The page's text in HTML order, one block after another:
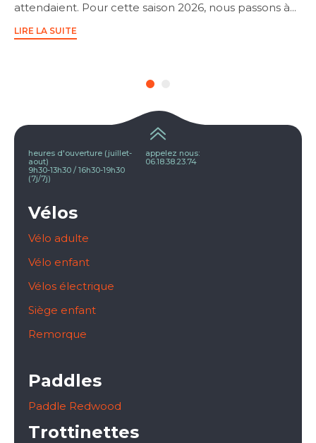
attendaient. Pour cette saison 2026, nous passons à...
LIRE LA SUITE
heures d'ouverture (juillet-
aout)
9h30-13h30 / 16h30-19h30
(7j/7j)
appelez nous:
06.18.38.23.74
Vélos
Vélo adulte
Vélo enfant
Vélos électrique
Siège enfant
Remorque
Paddles
Paddle Redwood
Trottinettes